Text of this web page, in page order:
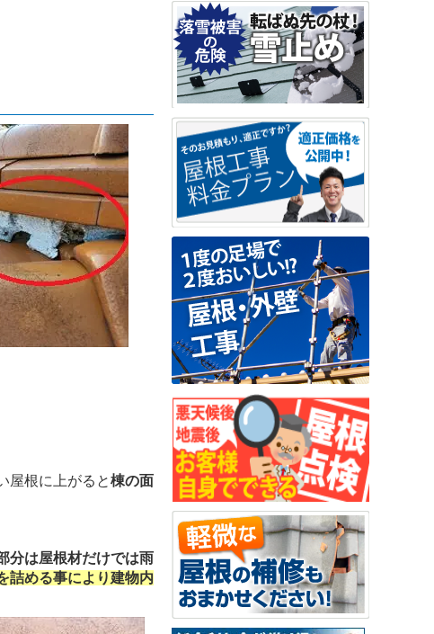
屋根に上がると棟の面
分は屋根材だけでは雨
詰める事により建物内